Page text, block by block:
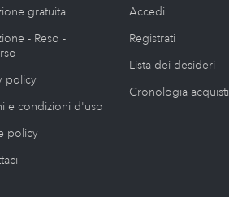
gratuita
- Reso -
policy
e condizioni d'uso
policy
Accedi
Registrati
Lista dei desideri
Cronologia acquisti